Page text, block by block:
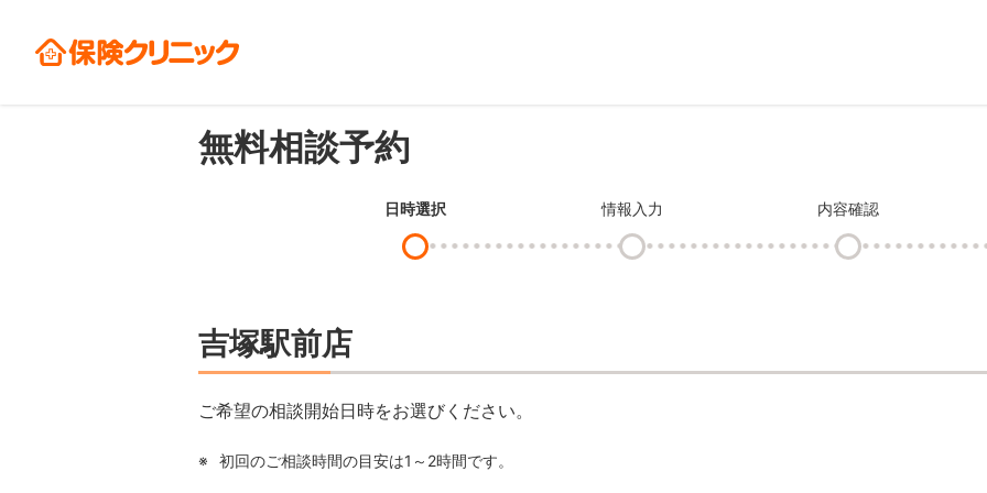
無料相談予約
日時選択 情報入力 内容確認
吉塚駅前店
ご希望の相談開始日時をお選びください。
※ 初回のご相談時間の目安は1～2時間です。